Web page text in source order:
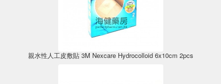
親水性人工皮敷貼 3M Nexcare Hydrocolloid 6x10cm 2pcs